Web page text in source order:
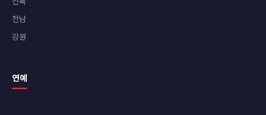
전남
강원
연예